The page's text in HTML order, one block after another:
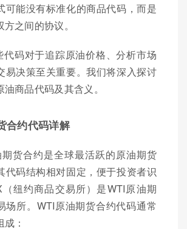
可能没有标准化的商品代码，而是
之间的协议。
代码对于追踪原油价格、分析市场
易决策至关重要。我们将深入探讨
商品代码及其含义。
合约代码详解
货合约是全球最活跃的原油期货
代码结构相对固定，便于投资者识
纽约商品交易所）是WTI原油期
场所。WTI原油期货合约代码通常
：